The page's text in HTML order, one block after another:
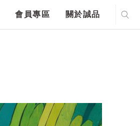
會員專區 關於誠品